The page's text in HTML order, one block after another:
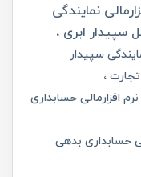
نمایندگی
سپیدار ابری
سپیدار
حسابداری بدهی